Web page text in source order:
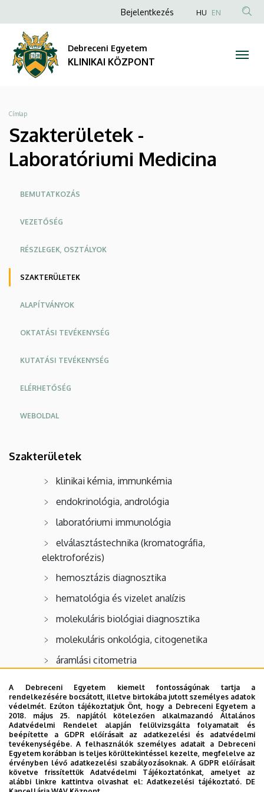
A Debreceni Egyetem kiemelt fontosságúnak tartja a
rendelkezésére bocsátott, illetve birtokába jutott személyes adatok
védelmét. Ezúton tájékoztatjuk Önt, hogy a Debreceni Egyetem a
2018. május 25. napjától kötelezően alkalmazandó Általános
Adatvédelmi Rendelet alapján felülvizsgálta folyamatait és
beépítette a GDPR előírásait az adatkezelési és adatvédelmi
tevékenységébe. A felhasználók személyes adatait a Debreceni
Egyetem korábban is teljes körültekintéssel kezelte, megfelelve az
érvényben lévő adatkezelési szabályozásoknak. A GDPR előírásait
követve frissítettük Adatvédelmi Tájékoztatónkat, amelyet az
alábbi linkre kattintva olvashat el:Adatkezelési tájékoztató. DE
Szakterületek
Laboratóriumi
Medicina
KLINIKAI
KÖZPONT
a
tartalomra
Anonim
fiók
menüje
Bejelentkezés HU EN
Debreceni Egyetem
KLINIKAI KÖZPONT
Morzsa
Címlap
Szakterületek -
Laboratóriumi Medicina
Oldalmenü
BEMUTATKOZÁS
VEZETŐSÉG
RÉSZLEGEK, OSZTÁLYOK
SZAKTERÜLETEK
ALAPÍTVÁNYOK
OKTATÁSI TEVÉKENYSÉG
KUTATÁSI TEVÉKENYSÉG
ELÉRHETŐSÉG
WEBOLDAL
KK
Szakterületek
klinikai kémia, immunkémia
endokrinológia, andrológia
laboratóriumi immunológia
elválasztástechnika (kromatográfia,
elektroforézis)
hemosztázis diagnosztika
hematológia és vizelet analízis
molekuláris biológiai diagnosztika
molekuláris onkológia, citogenetika
áramlási citometria
Ambulancia részei
vérvétel
helicobacter légzésteszt
verejték elektrolit vizsgálat
speciális hemosztazeológiai kivizsgálások